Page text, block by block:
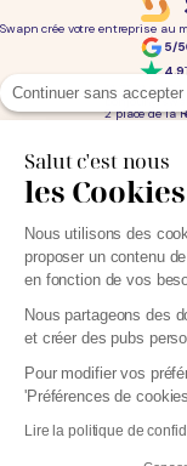
Continuer sans accepter
Salut c'est nous
les
Nous utilisons des
proposer un contenu
en fonction de vos
Nous partageons des
et créer des pubs
Pour modifier vos
'Préférences de
Lire la politique de
Swapn crée votre entreprise au
5/5
4,9
01 76 31 04 86
2 place de la
Services
Comptabilité pas cher
Offres de comptabilité par métier
Offres de comptabilité par ville
Tarifs
Devis comptable gratuit
La news' des entrepreneurs
Simulateurs et